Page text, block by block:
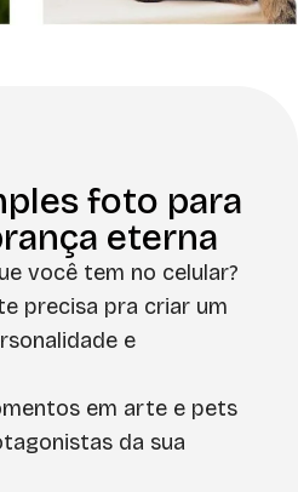
foto para
eterna
você tem no celular?
precisa pra criar um
e
em arte e pets
da sua